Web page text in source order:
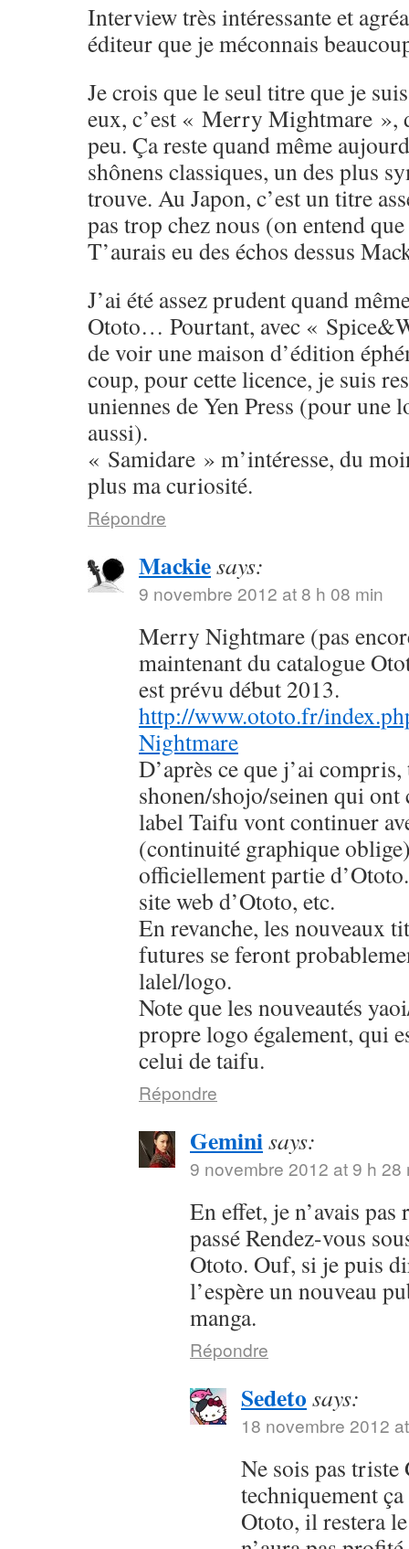
Interview très intéressante et
éditeur que je méconnais
Je crois que le seul titre que je
eux, c’est « Merry Mightmare »,
peu. Ça reste quand même
shônens classiques, un des plus
trouve. Au Japon, c’est un titre
pas trop chez nous (on entend
T’aurais eu des échos dessus
J’ai été assez prudent quand
Ototo… Pourtant, avec «
de voir une maison d’édition
coup, pour cette licence, je suis
uniennes de Yen Press (pour une
aussi).
« Samidare » m’intéresse, du
plus ma curiosité.
Répondre
Mackiesays:
9 novembre 2012 at 8 h 08 min
Merry Nightmare (pas
maintenant du catalogue
est prévu début 2013.
http://www.ototo.fr/
Nightmare
D’après ce que j’ai
shonen/shojo/seinen qui ont
label Taifu vont continuer
(continuité graphique
officiellement partie
site web d’Ototo, etc.
En revanche, les nouveaux
futures se feront
lalel/logo.
Note que les nouveautés
propre logo également, qui
celui de taifu.
Répondre
Geminisays:
9 novembre 2012 at 9 h 28
En effet, je n’avais
passé Rendez-vous
Ototo. Ouf, si je puis
l’espère un nouveau
manga.
Répondre
Sedeto says:
18 novembre 2012
Ne sois pas
techniquement
Ototo, il restera